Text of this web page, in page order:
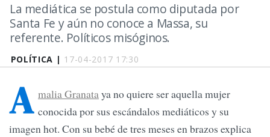
POLÍTICA | 17-04-2017 17:30
La mediática se postula como diputada por
Santa Fe y aún no conoce a Massa, su
referente. Políticos misóginos.
A malia Granataya no quiere ser aquella mujer
conocida por sus escándalos mediáticos y su
imagen hot. Con su bebé de tres meses en brazos explica